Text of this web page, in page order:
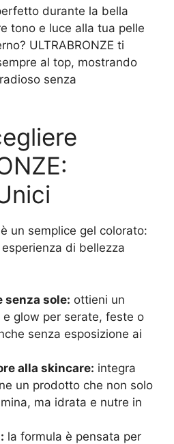
durante la bella
tono e luce alla tua pelle
ULTRABRONZE ti
al top, mostrando
senza
un semplice gel colorato:
di bellezza
senza sole: ottieni un
glow per serate, feste o
senza esposizione ai
alla skincare: integra
un prodotto che non solo
ma idrata e nutre in
la formula è pensata per